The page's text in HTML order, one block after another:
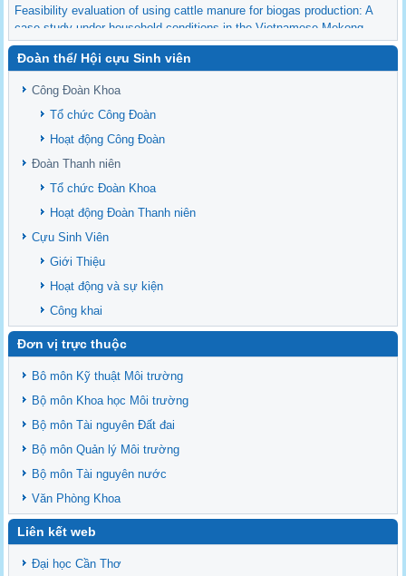
Feasibility evaluation of using cattle manure for biogas production: A
case study under household conditions in the Vietnamese Mekong
Delta
Sediment properties in flood-based farming systems in the Vietnamese
upstream Mekong Delta
Danh mục tạp chí xuất bản Quốc Tế 2026
Danh Mục các Đề Tài NCKH cấp Tỉnh năm 2024
Văn bản - Quy định
Ban chấp hành Đảng bộ khoa
Đoàn thể/ Hội cựu Sinh viên
Công Đoàn Khoa
Tổ chức Công Đoàn
Hoạt động Công Đoàn
Đoàn Thanh niên
Tổ chức Đoàn Khoa
Hoạt động Đoàn Thanh niên
Cựu Sinh Viên
Giới Thiệu
Hoạt động và sự kiện
Công khai
Đơn vị trực thuộc
Bô môn Kỹ thuật Môi trường
Bộ môn Khoa học Môi trường
Bộ môn Tài nguyên Đất đai
Bộ môn Quản lý Môi trường
Bộ môn Tài nguyên nước
Văn Phòng Khoa
Liên kết web
Đại học Cần Thơ